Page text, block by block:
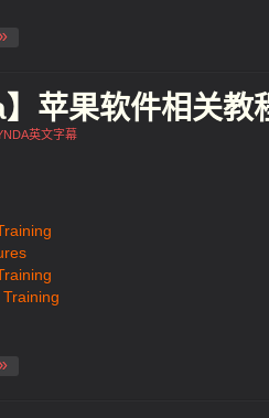
】苹果软件相关
英文字幕